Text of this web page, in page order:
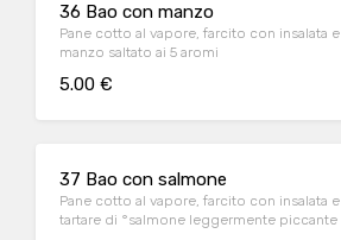
36 Bao con manzo
Pane cotto al vapore, farcito con insalata e
manzo saltato ai 5 aromi
5.00 €
37 Bao con salmone
Pane cotto al vapore, farcito con insalata e
tartare di °salmone leggermente piccante